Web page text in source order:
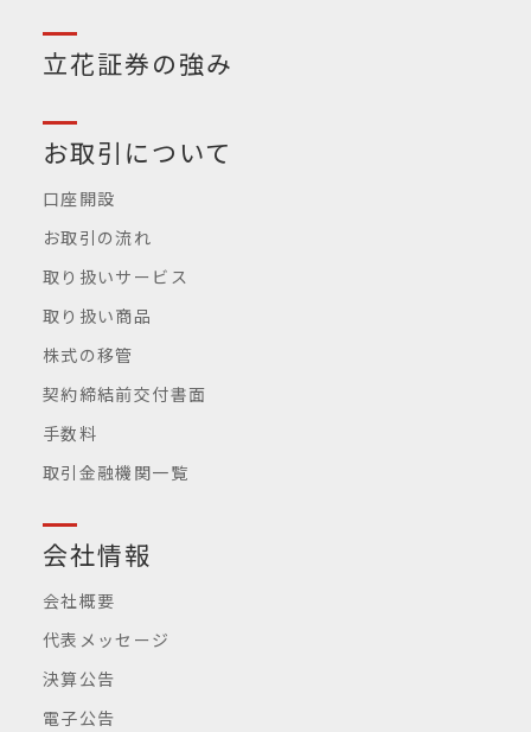
立花証券の強み
お取引について
口座開設
お取引の流れ
取り扱いサービス
取り扱い商品
株式の移管
契約締結前交付書面
手数料
取引金融機関一覧
会社情報
会社概要
代表メッセージ
決算公告
電子公告